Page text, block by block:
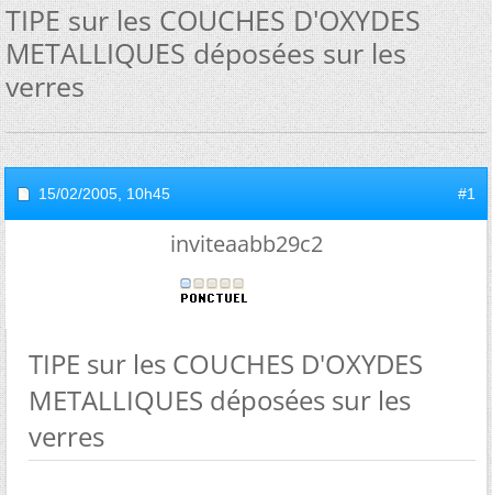
TIPE sur les COUCHES D'OXYDES
METALLIQUES déposées sur les
verres
15/02/2005, 10h45 #1
inviteaabb29c2
TIPE sur les COUCHES D'OXYDES
METALLIQUES déposées sur les
verres